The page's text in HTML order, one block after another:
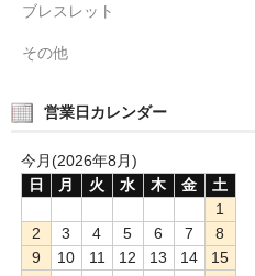
ブレスレット
その他
営業日カレンダー
今月(2026年8月)
日
月 火 水 木 金
土
1
2
3 4 5 6 7
8
9
10 11 12 13 14
15